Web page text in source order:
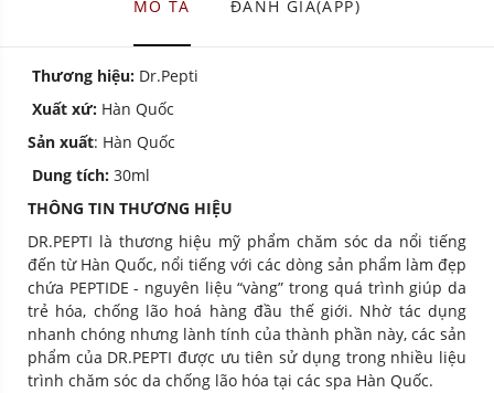
MÔ TẢ ĐÁNH GIÁ(APP)
Thương hiệu: Dr.Pepti
Xuất xứ: Hàn Quốc
Sản xuất: Hàn Quốc
Dung tích: 30ml
THÔNG TIN THƯƠNG HIỆU
DR.PEPTI là thương hiệu mỹ phẩm chăm sóc da nổi tiếng
đến từ Hàn Quốc, nổi tiếng với các dòng sản phẩm làm đẹp
chứa PEPTIDE - nguyên liệu “vàng” trong quá trình giúp da
trẻ hóa, chống lão hoá hàng đầu thế giới. Nhờ tác dụng
nhanh chóng nhưng lành tính của thành phần này, các sản
phẩm của DR.PEPTI được ưu tiên sử dụng trong nhiều liệu
trình chăm sóc da chống lão hóa tại các spa Hàn Quốc.